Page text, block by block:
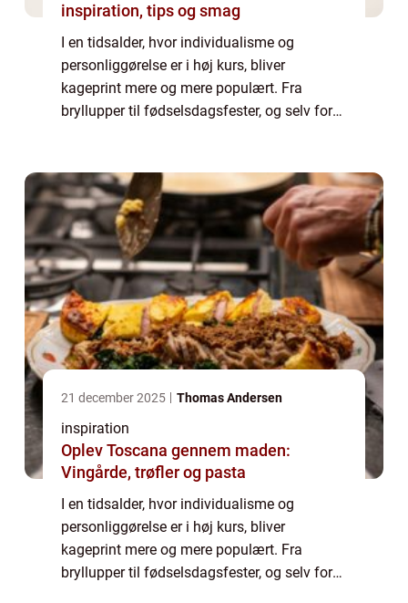
inspiration, tips og smag
I en tidsalder, hvor individualisme og
personliggørelse er i høj kurs, bliver
kageprint mere og mere populært. Fra
bryllupper til fødselsdagsfester, og selv for
21 december 2025 Thomas Andersen
inspiration
Oplev Toscana gennem maden:
Vingårde, trøfler og pasta
I en tidsalder, hvor individualisme og
personliggørelse er i høj kurs, bliver
kageprint mere og mere populært. Fra
bryllupper til fødselsdagsfester, og selv for